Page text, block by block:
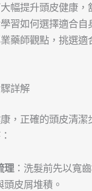
幅提升頭皮健康，
習如何選擇適合自
藥師觀點，挑選適
詳解
，正確的頭皮清潔
理：洗髮前先以寬
頭皮屑堆積。